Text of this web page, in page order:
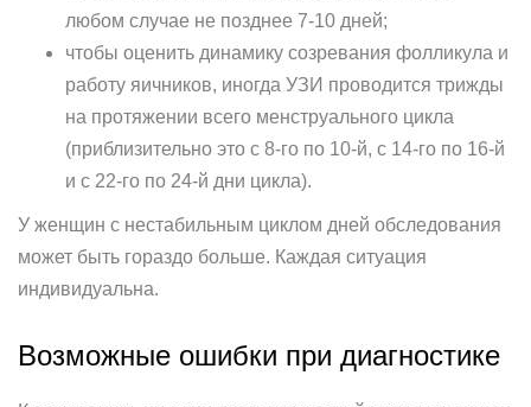
любом случае не позднее 7-10 дней;
чтобы оценить динамику созревания фолликула и
работу яичников, иногда УЗИ проводится трижды
на протяжении всего менструального цикла
(приблизительно это с 8-го по 10-й, с 14-го по 16-й
и с 22-го по 24-й дни цикла).
У женщин с нестабильным циклом дней обследования
может быть гораздо больше. Каждая ситуация
индивидуальна.
Возможные ошибки при диагностике